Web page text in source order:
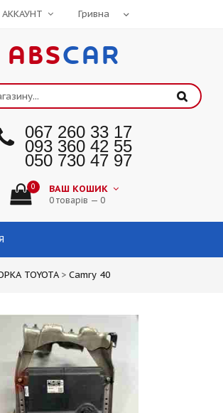
ABSCAR
067 260 33 17
093 360 42 55
050 730 47 97
0 ВАШ КОШИК
0 товарів — 0
TOYOTA > Camry 40